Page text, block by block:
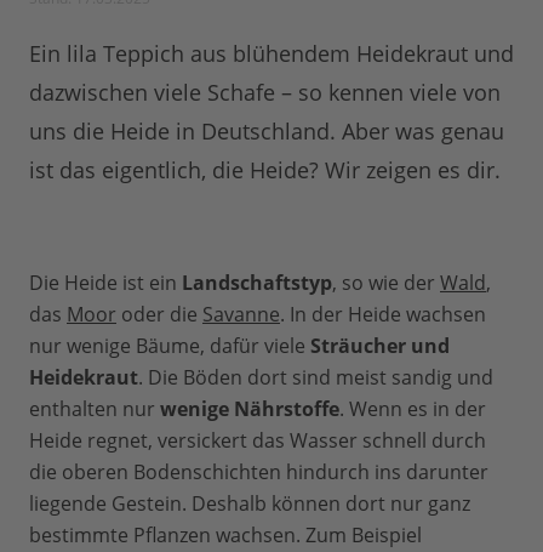
Ein lila Teppich aus blühendem Heidekraut und
dazwischen viele Schafe – so kennen viele von
uns die Heide in Deutschland. Aber was genau
ist das eigentlich, die Heide? Wir zeigen es dir.
Die Heide ist ein Landschaftstyp, so wie der Wald,
das Moor oder die Savanne. In der Heide wachsen
nur wenige Bäume, dafür viele Sträucher und
Heidekraut. Die Böden dort sind meist sandig und
enthalten nur wenige Nährstoffe. Wenn es in der
Heide regnet, versickert das Wasser schnell durch
die oberen Bodenschichten hindurch ins darunter
liegende Gestein. Deshalb können dort nur ganz
bestimmte Pflanzen wachsen. Zum Beispiel